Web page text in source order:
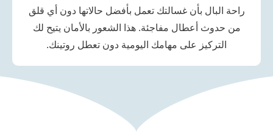
بأن غسالتك تعمل بأفضل حالاتها دون أي قلق
أعطال مفاجئة. هذا الشعور بالأمان يتيح لك
على مهامك اليومية دون تعطل روتينك.